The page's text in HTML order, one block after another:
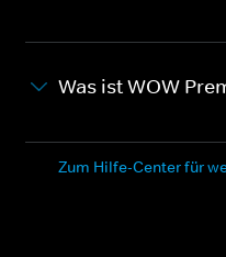
Was ist WOW
Zum Hilfe-Center für